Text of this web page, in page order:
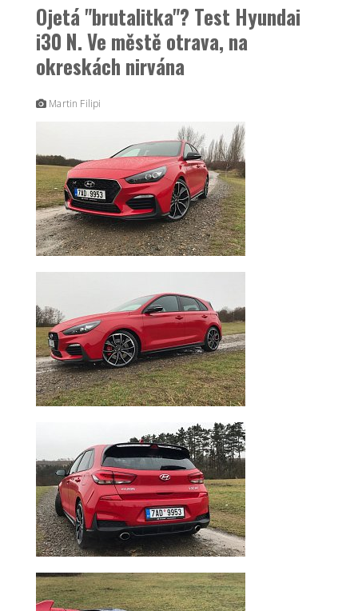
Ojetá "brutalitka"? Test Hyundai
i30 N. Ve městě otrava, na
okreskách nirvána
Martin Filipi